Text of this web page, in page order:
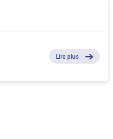
Lire plus